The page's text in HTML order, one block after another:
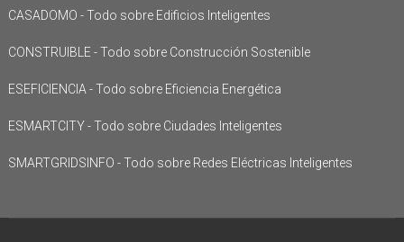
CASADOMO - Todo sobre Edificios Inteligentes
CONSTRUIBLE - Todo sobre Construcción Sostenible
ESEFICIENCIA - Todo sobre Eficiencia Energética
ESMARTCITY - Todo sobre Ciudades Inteligentes
SMARTGRIDSINFO - Todo sobre Redes Eléctricas Inteligentes